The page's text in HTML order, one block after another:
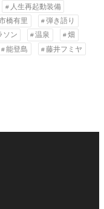
人生再起動装備
橋有里
弾き語り
ソン 温泉
畑
能登島
藤井フミヤ